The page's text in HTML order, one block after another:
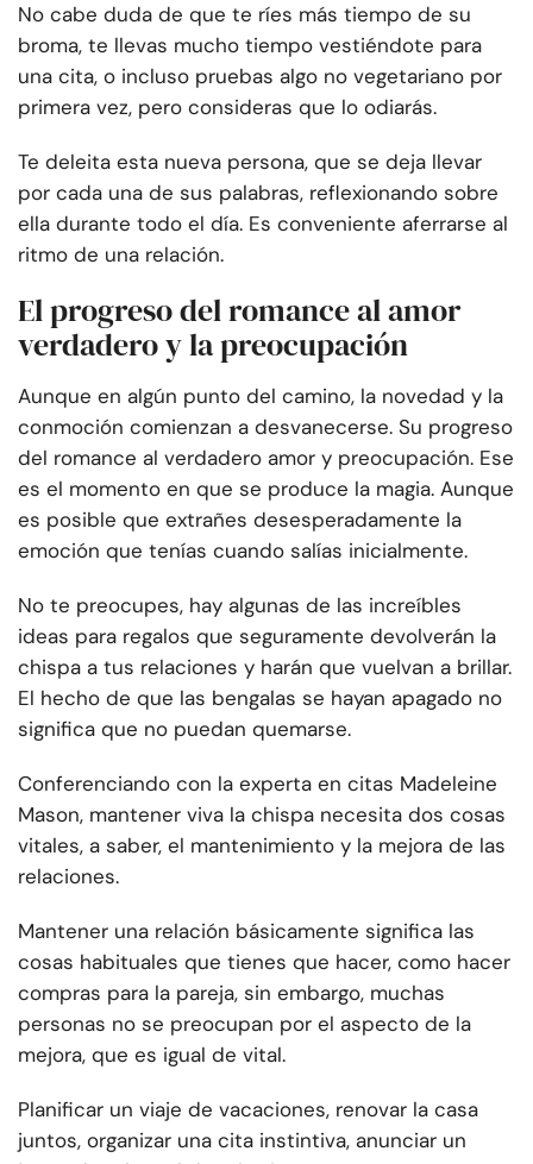
No cabe duda de que te ríes más tiempo de su
broma, te llevas mucho tiempo vestiéndote para
una cita, o incluso pruebas algo no vegetariano por
primera vez, pero consideras que lo odiarás.
Te deleita esta nueva persona, que se deja llevar
por cada una de sus palabras, reflexionando sobre
ella durante todo el día. Es conveniente aferrarse al
ritmo de una relación.
El progreso del romance al amor
verdadero y la preocupación
Aunque en algún punto del camino, la novedad y la
conmoción comienzan a desvanecerse. Su progreso
del romance al verdadero amor y preocupación. Ese
es el momento en que se produce la magia. Aunque
es posible que extrañes desesperadamente la
emoción que tenías cuando salías inicialmente.
No te preocupes, hay algunas de las increíbles
ideas para regalos que seguramente devolverán la
chispa a tus relaciones y harán que vuelvan a brillar.
El hecho de que las bengalas se hayan apagado no
significa que no puedan quemarse.
Conferenciando con la experta en citas Madeleine
Mason, mantener viva la chispa necesita dos cosas
vitales, a saber, el mantenimiento y la mejora de las
relaciones.
Mantener una relación básicamente significa las
cosas habituales que tienes que hacer, como hacer
compras para la pareja, sin embargo, muchas
personas no se preocupan por el aspecto de la
mejora, que es igual de vital.
Planificar un viaje de vacaciones, renovar la casa
juntos, organizar una cita instintiva, anunciar un